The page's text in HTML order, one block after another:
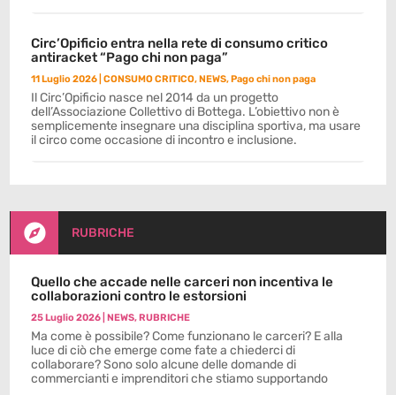
Circ’Opificio entra nella rete di consumo critico
antiracket “Pago chi non paga”
11 Luglio 2026 |CONSUMO CRITICO,NEWS,Pago chi non paga
Il Circ’Opificio nasce nel 2014 da un progetto
dell’Associazione Collettivo di Bottega. L’obiettivo non è
semplicemente insegnare una disciplina sportiva, ma usare
il circo come occasione di incontro e inclusione.
 RUBRICHE
Quello che accade nelle carceri non incentiva le
collaborazioni contro le estorsioni
25 Luglio 2026 |NEWS,RUBRICHE
Ma come è possibile? Come funzionano le carceri? E alla
luce di ciò che emerge come fate a chiederci di
collaborare? Sono solo alcune delle domande di
commercianti e imprenditori che stiamo supportando